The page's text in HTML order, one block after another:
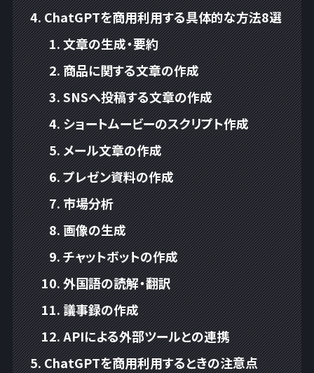
ChatGPTを商用利用する具体的な方法8選
文章の生成・要約
商品に関する文章の作成
SNSへ投稿する文章の作成
ショートムービーのスクリプト作成
メール文章の作成
プレゼン資料の作成
市場分析
画像の生成
チャットボットの作成
外国語の読解・翻訳
議事録の作成
APIによる外部ツールとの連携
ChatGPTを商用利用するときの注意点